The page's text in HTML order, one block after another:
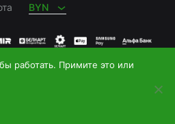
BYN
работать. Примите это или